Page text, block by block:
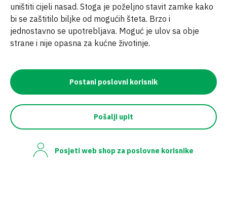
uništiti cijeli nasad. Stoga je poželjno stavit zamke kako
bi se zaštitilo biljke od mogućih šteta. Brzo i
jednostavno se upotrebljava. Moguć je ulov sa obje
strane i nije opasna za kućne životinje.
Postani poslovni korisnik
Pošalji upit
Posjeti web shop za poslovne korisnike